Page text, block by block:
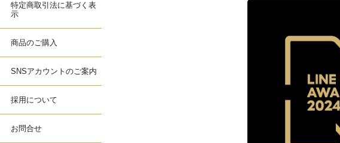
特定商取引法に基づく表
示
商品のご購入
SNSアカウントのご案内
採用について
お問合せ